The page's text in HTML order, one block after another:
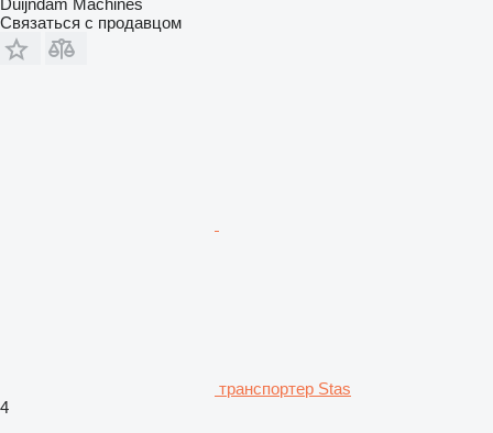
Duijndam Machines
Связаться с продавцом
транспортер Stas
4